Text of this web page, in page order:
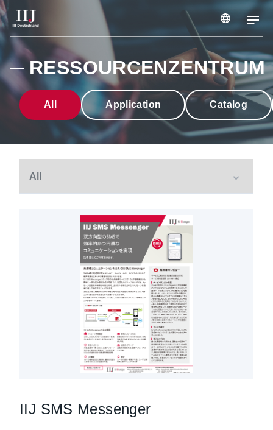
Dienstleistungen und Lösungen
Fallstudien
Webinare und Seminare
STELLENANGEBOTE
RESSOURCENZENTRUM
All Application Catalog
IIJ SMS Messenger